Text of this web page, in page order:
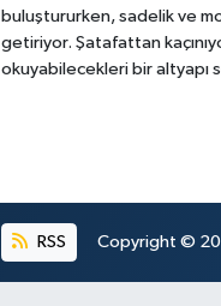
buluştururken, sadelik ve
getiriyor. Şatafattan
okuyabilecekleri bir altyapı
RSS Copyright ©